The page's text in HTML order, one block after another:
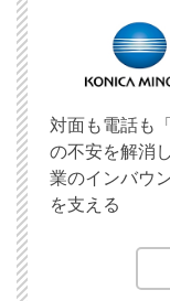
対面も電話も
の不安を解消
業のインバウ
を支える